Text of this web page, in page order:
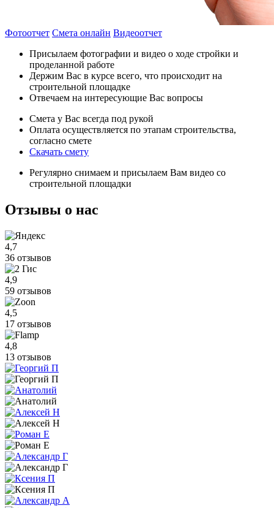
Фотоотчет Смета онлайн Видеоотчет
Присылаем фотографии и видео о ходе стройки и
проделанной работе
Держим Вас в курсе всего, что происходит на
строительной площадке
Отвечаем на интересующие Вас вопросы
Смета у Вас всегда под рукой
Оплата осуществляется по этапам строительства,
согласно смете
Скачать смету
Регулярно снимаем и присылаем Вам видео со
строительной площадки
Отзывы о нас
4,7
36 отзывов
4,9
59 отзывов
4,5
17 отзывов
4,8
13 отзывов